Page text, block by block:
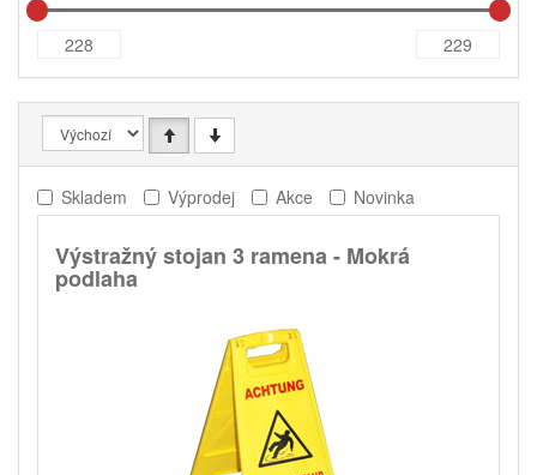
Skladem Výprodej Akce Novinka
Výstražný stojan 3 ramena - Mokrá
podlaha